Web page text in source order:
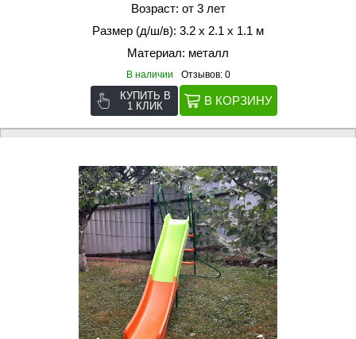
Возраст: от 3 лет
Размер (д/ш/в): 3.2 х 2.1 х 1.1 м
Материал: металл
В наличии Отзывов: 0
КУПИТЬ В
1 КЛИК